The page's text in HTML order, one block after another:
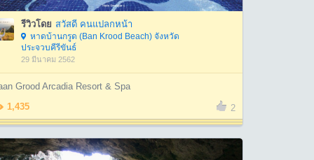
รีวิวโดย สวัสดี คนแปลกหน้า
หาดบ้านกรูด (Ban Krood Beach) จังหวัด
ประจวบคีรีขันธ์
29 มีนาคม 2562
Grood Arcadia Resort & Spa
1,435
2